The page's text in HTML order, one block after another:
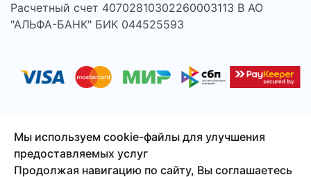
Расчетный счет 40702810302260003113 В АО
"АЛЬФА-БАНК" БИК 044525593
© 2026 Акодис - продажа компонентов для телефонов,
Мы используем cookie-файлы для улучшения
предоставляемых услуг
Продолжая навигацию по сайту, Вы соглашаетесь